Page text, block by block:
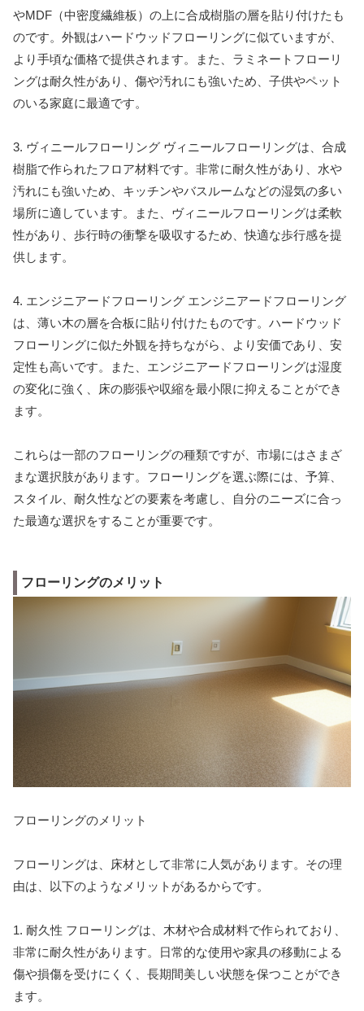
やMDF（中密度繊維板）の上に合成樹脂の層を貼り付けたも
のです。外観はハードウッドフローリングに似ていますが、
より手頃な価格で提供されます。また、ラミネートフローリ
ングは耐久性があり、傷や汚れにも強いため、子供やペット
のいる家庭に最適です。
3. ヴィニールフローリング ヴィニールフローリングは、合成
樹脂で作られたフロア材料です。非常に耐久性があり、水や
汚れにも強いため、キッチンやバスルームなどの湿気の多い
場所に適しています。また、ヴィニールフローリングは柔軟
性があり、歩行時の衝撃を吸収するため、快適な歩行感を提
供します。
4. エンジニアードフローリング エンジニアードフローリング
は、薄い木の層を合板に貼り付けたものです。ハードウッド
フローリングに似た外観を持ちながら、より安価であり、安
定性も高いです。また、エンジニアードフローリングは湿度
の変化に強く、床の膨張や収縮を最小限に抑えることができ
ます。
これらは一部のフローリングの種類ですが、市場にはさまざ
まな選択肢があります。フローリングを選ぶ際には、予算、
スタイル、耐久性などの要素を考慮し、自分のニーズに合っ
た最適な選択をすることが重要です。
フローリングのメリット
フローリングのメリット
フローリングは、床材として非常に人気があります。その理
由は、以下のようなメリットがあるからです。
1. 耐久性 フローリングは、木材や合成材料で作られており、
非常に耐久性があります。日常的な使用や家具の移動による
傷や損傷を受けにくく、長期間美しい状態を保つことができ
ます。